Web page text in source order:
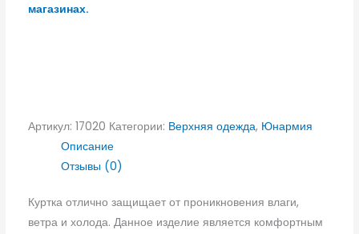
магазинах.
Артикул: 17020 Категории: Верхняя одежда, Юнармия
Описание
Отзывы (0)
Куртка отлично защищает от проникновения влаги,
ветра и холода. Данное изделие является комфортным